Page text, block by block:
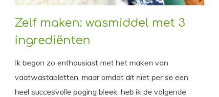
Zelf maken: wasmiddel met 3
ingrediënten
Ik begon zo enthousiast met het maken van
vaatwastabletten, maar omdat dit niet per se een
heel succesvolle poging bleek, heb ik de volgende